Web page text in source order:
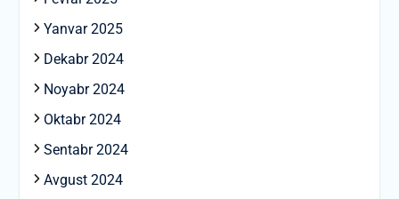
Yanvar 2025
Dekabr 2024
Noyabr 2024
Oktabr 2024
Sentabr 2024
Avgust 2024